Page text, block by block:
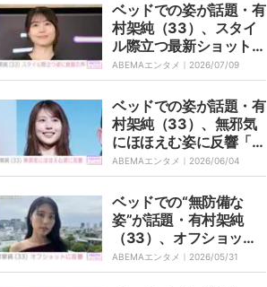
ベッドでの姿が話題・有
村架純（33）、スタイ
ル際立つ最新ショットに
絶賛の声「足長ぁ」「夏
らしいファッションでか
わいい」
ABEMAエンタメ｜ 2026/07/09
ベッドでの姿が話題・有
村架純（33）、無邪気
にほほえむ姿に反響「お
ちゃめだね」「かあい
い！」
ABEMAエンタメ｜ 2026/06/04
ベッドでの“無防備な
姿”が話題・有村架純
（33）、オフショット
に多くの反響「ナチュラ
ルでいい」
ABEMAエンタメ｜ 2026/05/31